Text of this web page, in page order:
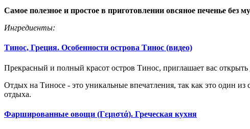
Самое полезное и простое в приготовлении овсяное печенье без
Ингредиенты:
Тинос, Греция. Особенности острова Тинос (видео)
Прекрасный и полный красот остров Тинос, приглашает вас
Отдых на Тиносе - это уникальные впечатления, так как это один
отдыха.
Фаршированные овощи (Γεμιστά). Греческая кухня